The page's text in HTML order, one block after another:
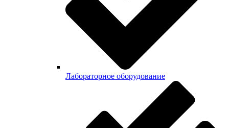
Лабораторное оборудование